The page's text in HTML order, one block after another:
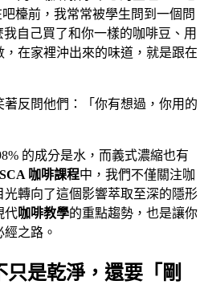
檯前，我常常被學生問到一個問
自己買了和你一樣的咖啡豆、用
在家裡沖出來的味道，就是跟在
反問他們：「你有想過，你用的
的成分是水，而義式濃縮也有
SCA 咖啡課程中，我們不僅關注咖
轉向了這個影響萃取至深的隱形
代咖啡教學的重點趨勢，也是讓你
之路。
只是乾淨，還要「剛